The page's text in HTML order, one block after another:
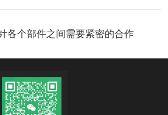
各个部件之间需要紧密的合作